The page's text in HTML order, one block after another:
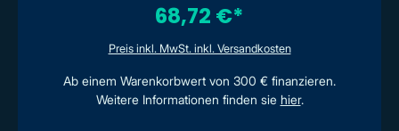
68,72 €*
Preis inkl. MwSt. inkl. Versandkosten
Ab einem Warenkorbwert von 300 € finanzieren.
Weitere Informationen finden sie hier.